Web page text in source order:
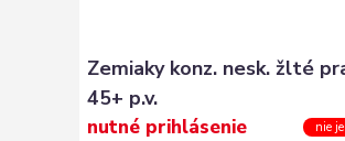
Zemiaky konz. nesk. žlté
45+ p.v.
nutné prihlásenie nie